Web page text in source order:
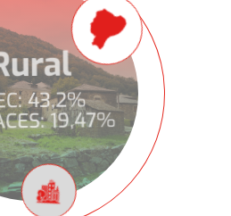
25,5%
18,61%
17,2%17,05%
43,2%
19,47%